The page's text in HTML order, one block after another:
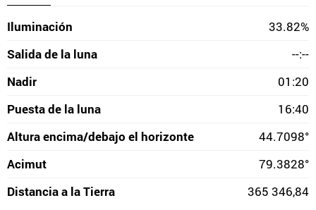
Iluminación
33.82%
Salida de la luna
--:--
Nadir
01:20
Puesta de la luna
16:40
Altura encima/debajo el horizonte
44.7098°
Acimut
79.3828°
Distancia a la Tierra
365 346,84